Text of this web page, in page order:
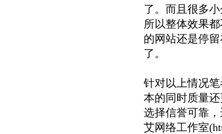
了。而且很多
所以整体效果
的网站还是停
了。
针对以上情况
本的同时质量
选择信誉可靠
艾网络工作室